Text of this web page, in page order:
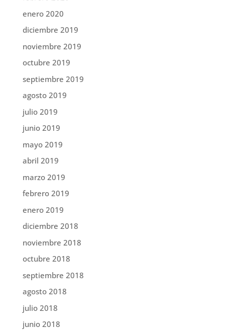
enero 2020
diciembre 2019
noviembre 2019
octubre 2019
septiembre 2019
agosto 2019
julio 2019
junio 2019
mayo 2019
abril 2019
marzo 2019
febrero 2019
enero 2019
diciembre 2018
noviembre 2018
octubre 2018
septiembre 2018
agosto 2018
julio 2018
junio 2018